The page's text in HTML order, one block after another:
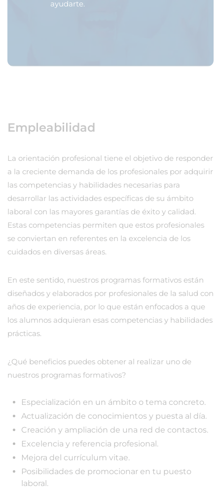
ayudarte.
Empleabilidad
La orientación profesional tiene el objetivo de responder
a la creciente demanda de los profesionales por adquirir
las competencias y habilidades necesarias para
desarrollar las actividades específicas de su ámbito
laboral con las mayores garantías de éxito y calidad.
Estas competencias permiten que estos profesionales
se conviertan en referentes en la excelencia de los
cuidados en diversas áreas.
En este sentido, nuestros programas formativos están
diseñados y elaborados por profesionales de la salud con
años de experiencia, por lo que están enfocados a que
los alumnos adquieran esas competencias y habilidades
prácticas.
¿Qué beneficios puedes obtener al realizar uno de
nuestros programas formativos?
Especialización en un ámbito o tema concreto.
Actualización de conocimientos y puesta al día.
Creación y ampliación de una red de contactos.
Excelencia y referencia profesional.
Mejora del currículum vitae.
Posibilidades de promocionar en tu puesto
laboral.